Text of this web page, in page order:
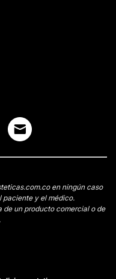
en ningún caso
paciente y el médico.
un producto comercial o de